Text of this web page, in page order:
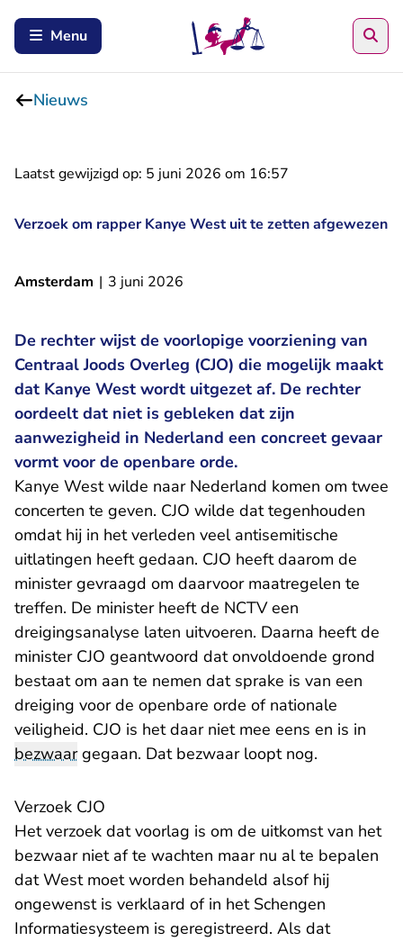
Menu
Nieuws
Laatst gewijzigd op: 5 juni 2026 om 16:57
Verzoek om rapper Kanye West uit te zetten afgewezen
Amsterdam | 3 juni 2026
De rechter wijst de voorlopige voorziening van
Centraal Joods Overleg (CJO) die mogelijk maakt
dat Kanye West wordt uitgezet af. De rechter
oordeelt dat niet is gebleken dat zijn
aanwezigheid in Nederland een concreet gevaar
vormt voor de openbare orde.
Kanye West wilde naar Nederland komen om twee
concerten te geven. CJO wilde dat tegenhouden
omdat hij in het verleden veel antisemitische
uitlatingen heeft gedaan. CJO heeft daarom de
minister gevraagd om daarvoor maatregelen te
treffen. De minister heeft de NCTV een
dreigingsanalyse laten uitvoeren. Daarna heeft de
minister CJO geantwoord dat onvoldoende grond
bestaat om aan te nemen dat sprake is van een
dreiging voor de openbare orde of nationale
veiligheid. CJO is het daar niet mee eens en is in
bezwaargegaan. Dat bezwaar loopt nog.
Verzoek CJO
Het verzoek dat voorlag is om de uitkomst van het
bezwaar niet af te wachten maar nu al te bepalen
dat West moet worden behandeld alsof hij
ongewenst is verklaard of in het Schengen
Informatiesysteem is geregistreerd. Als dat